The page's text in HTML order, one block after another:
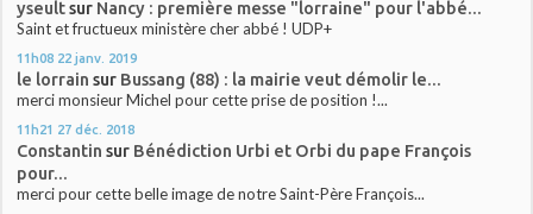
yseultsur Nancy : première messe "lorraine" pour l'abbé...
Saint et fructueux ministère cher abbé ! UDP+
11h08 22 janv. 2019
le lorrain sur Bussang (88) : la mairie veut démolir le...
merci monsieur Michel pour cette prise de position !...
11h21 27 déc. 2018
Constantin sur Bénédiction Urbi et Orbi du pape François
pour...
merci pour cette belle image de notre Saint-Père François...